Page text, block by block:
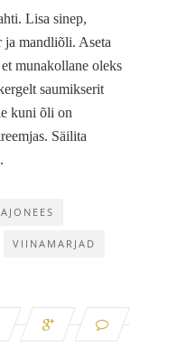
Lisa sinep,
ja mandliõli. Aseta
munakollane oleks
saumikserit
kuni õli on
Säilita
VIINAMARJAD